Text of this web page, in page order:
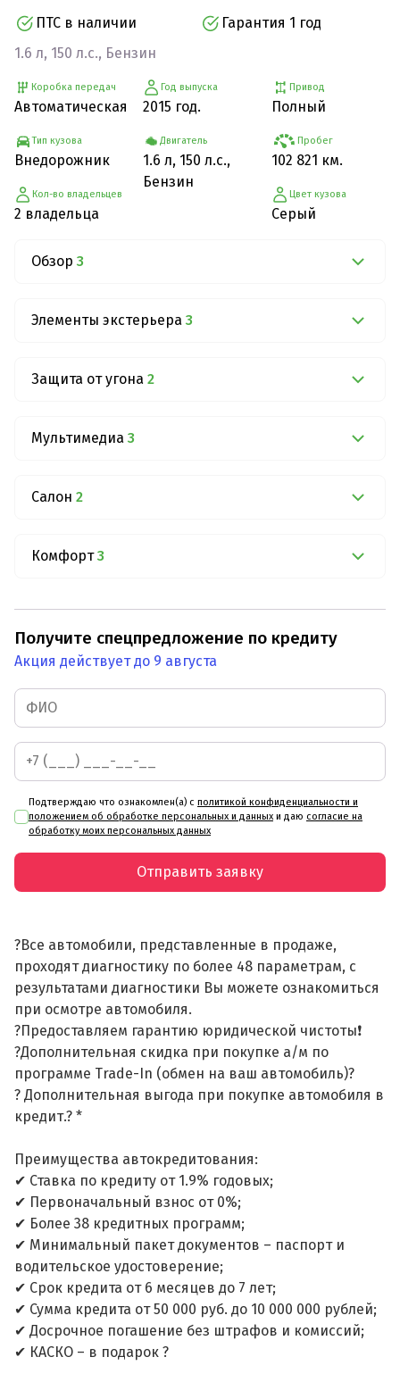
ПТС в наличии
Гарантия 1 год
1.6 л, 150 л.с., Бензин
Коробка передач
Автоматическая
Тип кузова
Внедорожник
Кол-во владельцев
2 владельца
Год выпуска
2015 год.
Двигатель
1.6 л, 150 л.с.,
Бензин
Привод
Полный
Пробег
102 821 км.
Цвет кузова
Серый
Обзор 3
Элементы экстерьера 3
Защита от угона 2
Мультимедиа 3
Салон 2
Комфорт 3
Получите спецпредложение по кредиту
Акция действует до 9 августа
Подтверждаю что ознакомлен(а) с политикой конфиденциальности и
положением об обработке персональных и данных и даю согласие на
обработку моих персональных данных
Отправить заявку
?Все автомобили, представленные в продаже,
проходят диагностику по более 48 параметрам, с
результатами диагностики Вы можете ознакомиться
при осмотре автомобиля.
?Предоставляем гарантию юридической чистоты❗
?Дополнительная скидка при покупке а/м по
программе Trade-In (обмен на ваш автомобиль)?
? Дополнительная выгода при покупке автомобиля в
кредит.? *
Преимущества автокредитования:
✔ Ставка по кредиту от 1.9% годовых;
✔ Первоначальный взнос от 0%;
✔ Более 38 кредитных программ;
✔ Минимальный пакет документов – паспорт и
водительское удостоверение;
✔ Срок кредита от 6 месяцев до 7 лет;
✔ Сумма кредита от 50 000 руб. до 10 000 000 рублей;
✔ Досрочное погашение без штрафов и комиссий;
✔ КАСКО – в подарок ?